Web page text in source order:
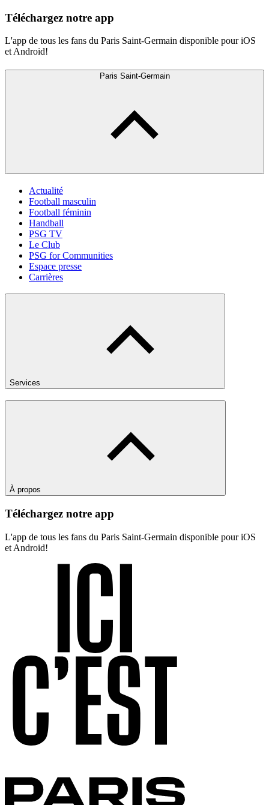
Téléchargez notre app
L'app de tous les fans du Paris Saint-Germain disponible pour iOS
et Android!
Paris Saint-Germain
Actualité
Football masculin
Football féminin
Handball
PSG TV
Le Club
PSG for Communities
Espace presse
Carrières
Services
À propos
Téléchargez notre app
L'app de tous les fans du Paris Saint-Germain disponible pour iOS
et Android!